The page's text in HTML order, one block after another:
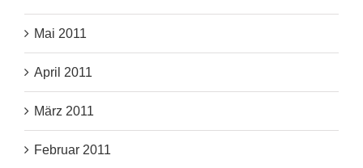
Mai 2011
April 2011
März 2011
Februar 2011